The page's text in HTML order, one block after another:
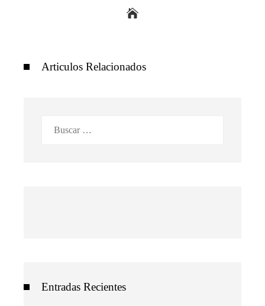
Articulos Relacionados
Entradas Recientes